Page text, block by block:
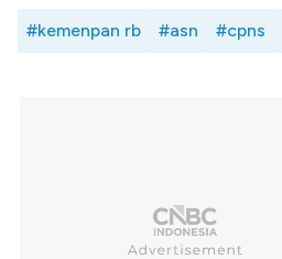
#kemenpan rb #asn #cpns